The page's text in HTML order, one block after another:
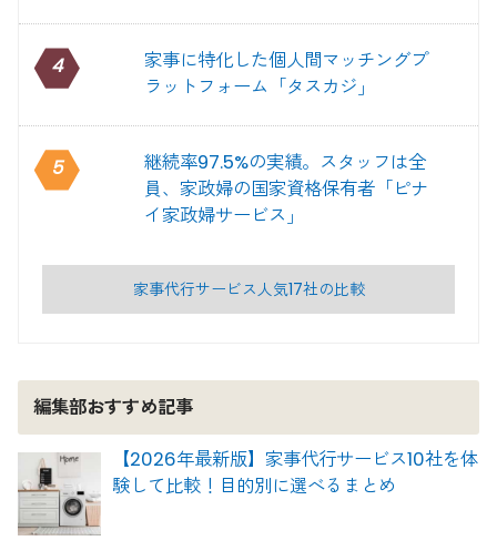
4
家事に特化した個人間マッチングプ
ラットフォーム「タスカジ」
5
継続率97.5%の実績。スタッフは全
員、家政婦の国家資格保有者「ピナ
イ家政婦サービス」
家事代行サービス人気17社の比較
編集部おすすめ記事
【2026年最新版】家事代行サービス10社を体
験して比較！目的別に選べるまとめ